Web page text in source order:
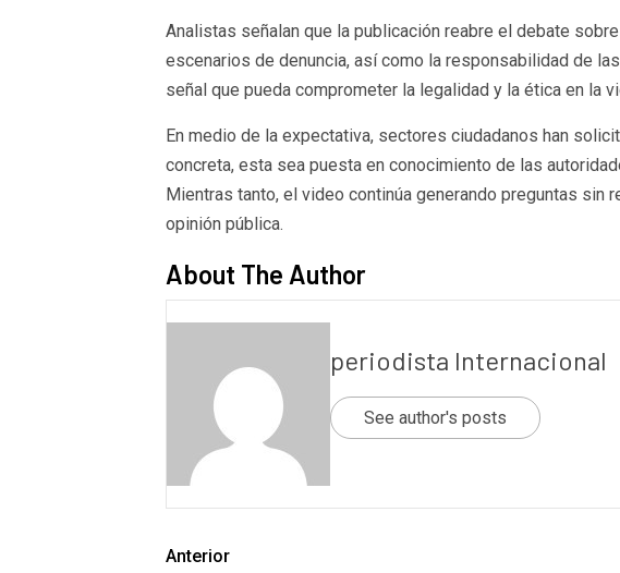
Analistas señalan que la publicación reabre el debate
escenarios de denuncia, así como la responsabilidad de
señal que pueda comprometer la legalidad y la ética en la
En medio de la expectativa, sectores ciudadanos han
concreta, esta sea puesta en conocimiento de las
Mientras tanto, el video continúa generando preguntas sin
opinión pública.
About The Author
periodista Internacional
See author's posts
Anterior